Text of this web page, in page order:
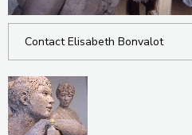
Contact Elisabeth Bonvalot